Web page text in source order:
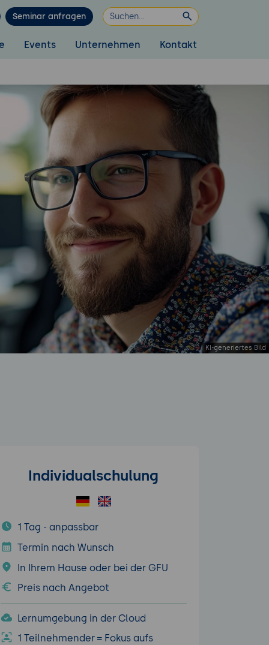
Seminar anfragen
Events Unternehmen Kontakt
Individualschulung
1 Tag - anpassbar
Termin nach Wunsch
In Ihrem Hause oder bei der GFU
Preis nach Angebot
Lernumgebung in der Cloud
1 Teilnehmender = Fokus aufs